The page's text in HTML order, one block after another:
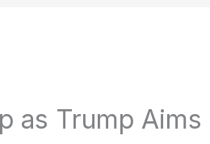
as Trump Aims